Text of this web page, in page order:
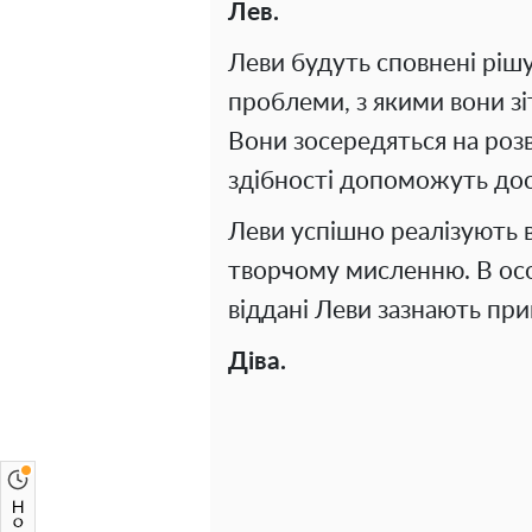
Лев.
Леви будуть сповнені
проблеми, з якими вони
Вони зосередяться на
здібності допоможуть
Леви успішно реалізують
творчому мисленню. В
віддані Леви зазнають
Діва.